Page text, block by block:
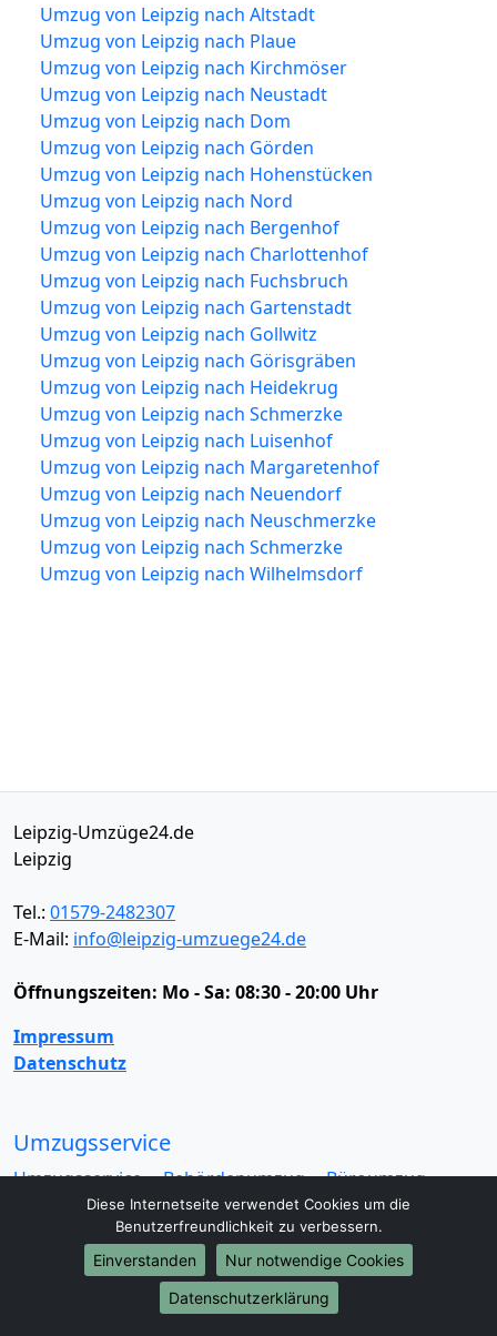
Umzug von Leipzig nach Altstadt
Umzug von Leipzig nach Plaue
Umzug von Leipzig nach Kirchmöser
Umzug von Leipzig nach Neustadt
Umzug von Leipzig nach Dom
Umzug von Leipzig nach Görden
Umzug von Leipzig nach Hohenstücken
Umzug von Leipzig nach Nord
Umzug von Leipzig nach Bergenhof
Umzug von Leipzig nach Charlottenhof
Umzug von Leipzig nach Fuchsbruch
Umzug von Leipzig nach Gartenstadt
Umzug von Leipzig nach Gollwitz
Umzug von Leipzig nach Görisgräben
Umzug von Leipzig nach Heidekrug
Umzug von Leipzig nach Schmerzke
Umzug von Leipzig nach Luisenhof
Umzug von Leipzig nach Margaretenhof
Umzug von Leipzig nach Neuendorf
Umzug von Leipzig nach Neuschmerzke
Umzug von Leipzig nach Schmerzke
Umzug von Leipzig nach Wilhelmsdorf
Leipzig-Umzüge24.de
Leipzig
Tel.: 01579-2482307
E-Mail: info@leipzig-umzuege24.de
Öffnungszeiten: Mo - Sa: 08:30 - 20:00 Uhr
Impressum
Datenschutz
Umzugsservice
Umzugsservice Behördenumzug
Büroumzug
Fernumzug
Firmenumzug
Laborumzug
Praxisumzug
Privatumzug
Seniorenumzug
Studentenumzug
Beiladung
Entrümpelung
Halteverbotszone
Klaviertransport
Haushaltsauflösung
Möbeltaxi
Diese Internetseite verwendet Cookies um die
Benutzerfreundlichkeit zu verbessern.
Einverstanden
Nur notwendige Cookies
Datenschutzerklärung